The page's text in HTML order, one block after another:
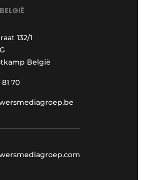
132/1
België
70